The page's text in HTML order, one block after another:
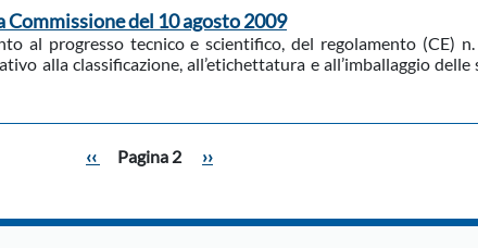
Commissione del 10 agosto 2009
al progresso tecnico e scientifico, del regolamento (CE)
alla classificazione, all’etichettatura e all’imballaggio delle
Pagina precedente
‹‹ Pagina 2 Pagina successiva
››